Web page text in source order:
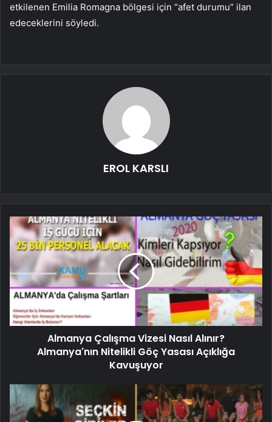
etkilenen Emilia Romagna bölgesi için “afet durumu” ilan
edeceklerini söyledi.
EROL KARSLI
Almanya Çalışma Vizesi Nasıl Alınır?
Almanya'nın Nitelikli Göç Yasası Açıklığa
Kavuşuyor